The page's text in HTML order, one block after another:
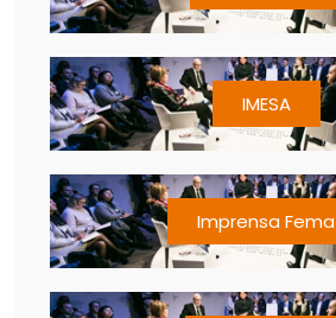
IMESA
Imprensa Fema